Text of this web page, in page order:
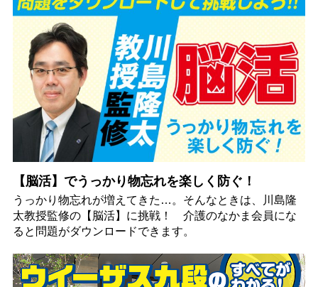
【脳活】でうっかり物忘れを楽しく防ぐ！
うっかり物忘れが増えてきた…。そんなときは、川島隆
太教授監修の【脳活】に挑戦！ 介護のなかま会員にな
ると問題がダウンロードできます。